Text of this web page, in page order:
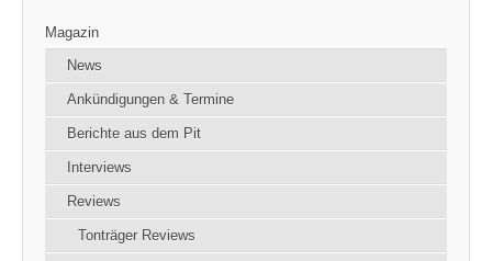
Magazin
News
Ankündigungen & Termine
Berichte aus dem Pit
Interviews
Reviews
Tonträger Reviews